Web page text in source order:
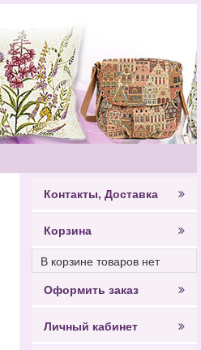
Контакты, Доставка
Корзина
В корзине товаров нет
Оформить заказ
Личный кабинет